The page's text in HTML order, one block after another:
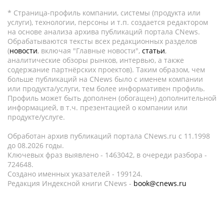
* Страница-профиль компании, системы (продукта или
услуги), технологии, персоны и т.п. создается редактором
на основе анализа архива публикаций портала CNews.
Обрабатываются тексты всех редакционных разделов
(новости, включая "Главные новости", статьи,
аналитические обзоры рынков, интервью, а также
содержание партнёрских проектов). Таким образом, чем
больше публикаций на CNews было с именем компании
или продукта/услуги, тем более информативен профиль.
Профиль может быть дополнен (обогащен) дополнительной
информацией, в т.ч. презентацией о компании или
продукте/услуге.
Обработан архив публикаций портала CNews.ru c 11.1998
до 08.2026 годы.
Ключевых фраз выявлено - 1463042, в очереди разбора -
724648.
Создано именных указателей - 199124.
Редакция Индексной книги CNews - book@cnews.ru